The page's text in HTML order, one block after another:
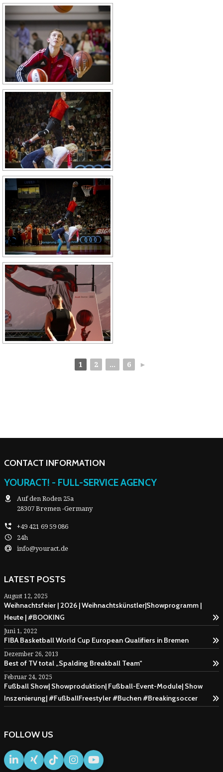
1 2 ... 6 ►
CONTACT INFORMATION
YOURACT! - FULL-SERVICE AGENCY
Auf den Roden 25a
28307 Bremen -Germany
+49 421 69 59 086
24h
info@youract.de
LATEST POSTS
August 12, 2025
Weihnachtsfeier | 2026 | Weihnachtskünstler|Showprogramm |
Heute | #BOOKING
Juni 1, 2022
FIBA Basketball World Cup European Qualifiers in Bremen
Dezember 26, 2013
Best of TV total „Spalding Breakball Team“
Februar 24, 2025
Fußball Show| Showproduktion| Fußball-Event-Module| Show
Inszenierung| #FußballFreestyler #Buchen #Breakingsoccer
FOLLOW US